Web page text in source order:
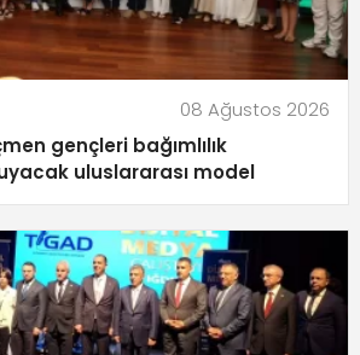
08 Ağustos 2026
gençleri bağımlılık
uluslararası model